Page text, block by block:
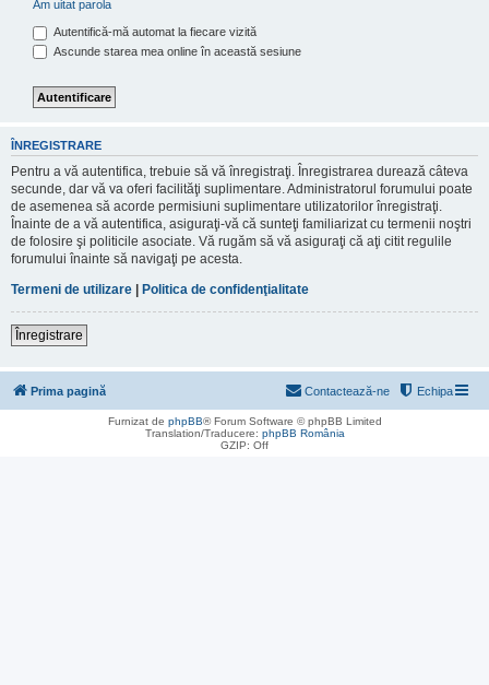
Am uitat parola
Autentifică-mă automat la fiecare vizită
Ascunde starea mea online în această sesiune
ÎNREGISTRARE
Pentru a vă autentifica, trebuie să vă înregistraţi. Înregistrarea durează câteva
secunde, dar vă va oferi facilităţi suplimentare. Administratorul forumului poate
de asemenea să acorde permisiuni suplimentare utilizatorilor înregistraţi.
Înainte de a vă autentifica, asiguraţi-vă că sunteţi familiarizat cu termenii noştri
de folosire şi politicile asociate. Vă rugăm să vă asiguraţi că aţi citit regulile
forumului înainte să navigaţi pe acesta.
Termeni de utilizare | Politica de confidenţialitate
Înregistrare
Prima pagină Echipa
Contactează-ne
Furnizat de phpBB® Forum Software © phpBB Limited
Translation/Traducere: phpBB România
GZIP: Off